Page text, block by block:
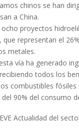
chinos se han
a China.
proyectos
que representan el
metales.
vía ha generado
todos los
combustibles
90% del consumo
Actualidad del